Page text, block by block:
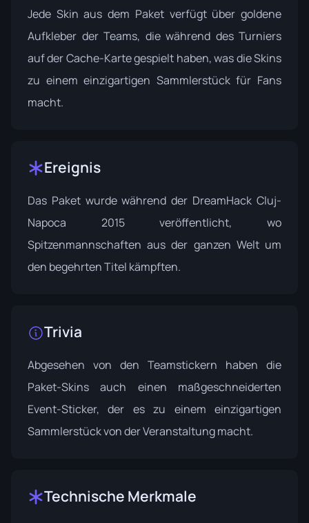
Jede Skin aus dem Paket verfügt über goldene
Aufkleber der Teams, die während des Turniers
auf der Cache-Karte gespielt haben, was die Skins
zu einem einzigartigen Sammlerstück für Fans
macht.
Ereignis
Das Paket wurde während der DreamHack Cluj-
Napoca 2015veröffentlicht, wo
Spitzenmannschaften aus der ganzen Welt um
den begehrten Titel kämpften.
Trivia
Abgesehen von den Teamstickern haben die
Paket-Skins auch einen maßgeschneiderten
Event-Sticker, der es zu einem einzigartigen
Sammlerstück von der Veranstaltung macht.
Technische Merkmale